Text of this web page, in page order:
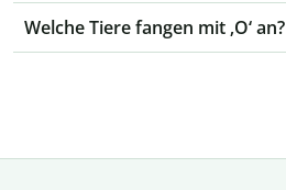
Welche Tiere fangen mit ‚O‘ an?